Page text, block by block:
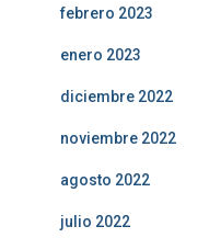
febrero 2023
enero 2023
diciembre 2022
noviembre 2022
agosto 2022
julio 2022